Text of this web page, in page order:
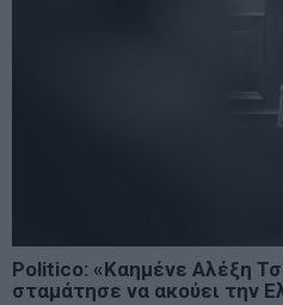
Politico: «Καημένε Αλέξη
σταμάτησε να ακούει την